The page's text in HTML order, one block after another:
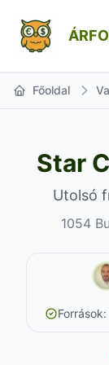
Főoldal
Star
Utolsó
1054